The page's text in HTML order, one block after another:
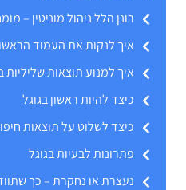
רונן הלל ניהול מוניטין –
איך לנקות את העמוד
איך למנוע תוצאות שליליות
כיצד להיות ראשון בגוגל
כיצד לשלוט על תוצאות
פתרונות לבעיות בגוגל
נעצרת או נחקרת – כך